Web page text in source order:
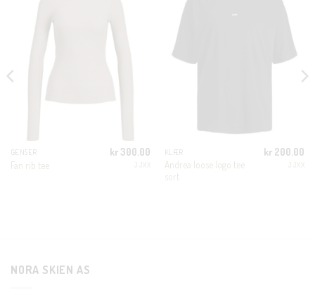
GENSER
Fan rib tee
kr 300.00 KLÆR
Andrea loose logo tee
sort
kr 200.00
NORA SKIEN AS
CLOSE
KUNDEKLUBB
En liten velkomstgave til deg! ❤️